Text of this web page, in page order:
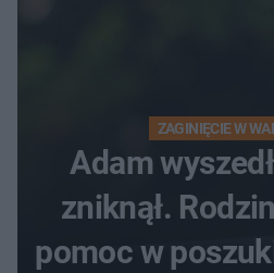
ZAGINIĘCIE W
Adam
zniknął.
pomoc w